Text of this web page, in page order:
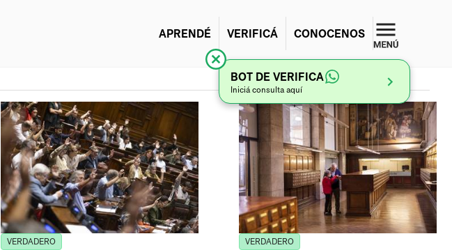
APRENDÉ VERIFICÁ CONOCENOS
VERDADERO VERDADERO
BOT DE VERIFICA
Iniciá consulta aquí